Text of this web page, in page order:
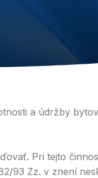
a údržby
Pri tejto
93 Zz. v znení